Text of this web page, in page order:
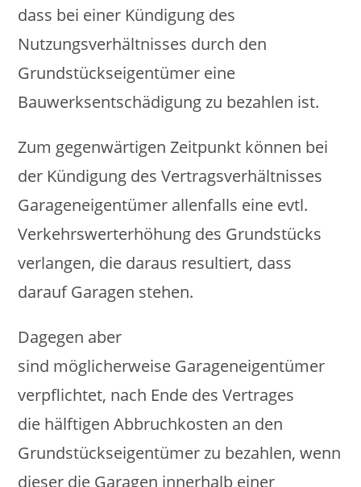
dass bei einer Kündigung des
Nutzungsverhältnisses durch den
Grundstückseigentümer eine
Bauwerksentschädigung zu bezahlen ist.
Zum gegenwärtigen Zeitpunkt können bei
der Kündigung des Vertragsverhältnisses
Garageneigentümer allenfalls eine evtl.
Verkehrswerterhöhung des Grundstücks
verlangen, die daraus resultiert, dass
darauf Garagen stehen.
Dagegen aber
sind möglicherweise Garageneigentümer
verpflichtet, nach Ende des Vertrages
die hälftigen Abbruchkosten an den
Grundstückseigentümer zu bezahlen, wenn
dieser die Garagen innerhalb einer